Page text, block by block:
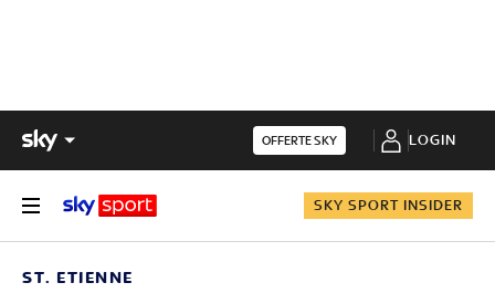
OFFERTE SKY LOGIN
SKY SPORT INSIDER
ST. ETIENNE